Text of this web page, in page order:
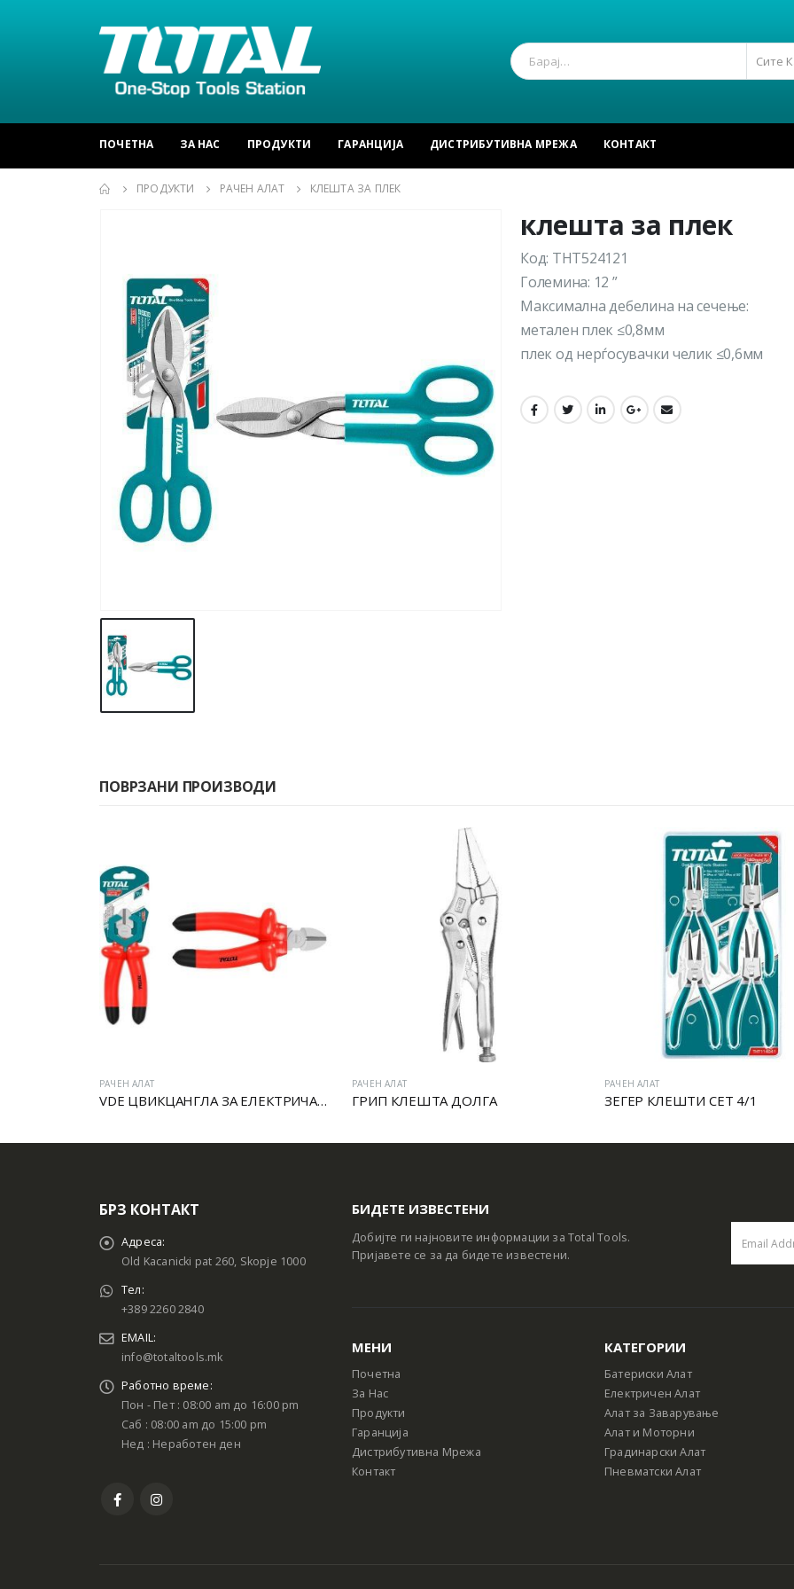
Сите
ПОЧЕТНА ЗА НАС ПРОДУКТИ ГАРАНЦИЈА ДИСТРИБУТИВНА МРЕЖА КОНТАКТ
ПРОДУКТИ РАЧЕН АЛАТ КЛЕШТА ЗА ПЛЕК
клешта за плек
Код: THT524121
Големина: 12 ”
Максимална дебелина на сечење:
метален плек ≤0,8мм
плек од нерѓосувачки челик ≤0,6мм
ПОВРЗАНИ ПРОИЗВОДИ
РАЧЕН АЛАТ
VDE ЦВИКЦАНГЛА ЗА ЕЛЕКТРИЧАРИ
РАЧЕН АЛАТ
ГРИП КЛЕШТА ДОЛГА
РАЧЕН АЛАТ
ЗЕГЕР КЛЕШТИ СЕТ 4/1
БРЗ КОНТАКТ
Адреса:
Old Kacanicki pat 260, Skopje 1000
Тел:
+389 2260 2840
EMAIL:
info@totaltools.mk
Работно време:
Пон - Пет : 08:00 am до 16:00 pm
Саб : 08:00 am до 15:00 pm
Нед : Неработен ден
БИДЕТЕ ИЗВЕСТЕНИ
Добијте ги најновите информации за Total Tools.
Пријавете се за да бидете известени.
МЕНИ
Почетна
За Нас
Продукти
Гаранција
Дистрибутивна Мрежа
Контакт
КАТЕГОРИИ
Батериски Алат
Електричен Алат
Алат за Заварување
Алат и Моторни
Градинарски Алат
Пневматски Алат